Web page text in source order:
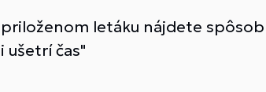
letáku nájdete
ušetrí čas"